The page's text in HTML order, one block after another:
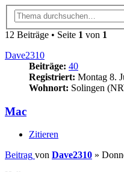
12 Beiträge • Seite 1 von 1
Dave2310
Beiträge: 40
Registriert: Montag 8.
Wohnort: Solingen
Mac
Zitieren
Beitrag von Dave2310 »